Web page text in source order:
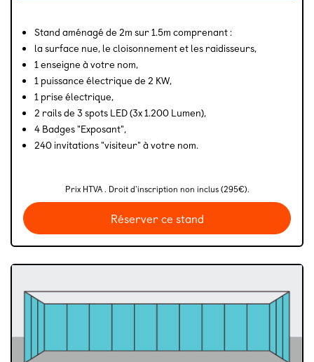
Stand aménagé de 2m sur 1.5m comprenant :
la surface nue, le cloisonnement et les raidisseurs,
1 enseigne à votre nom,
1 puissance électrique de 2 KW,
1 prise électrique,
2 rails de 3 spots LED (3x 1.200 Lumen),
4 Badges "Exposant",
240 invitations "visiteur" à votre nom.
Prix HTVA . Droit d'inscription non inclus (295€).
Réserver ce stand